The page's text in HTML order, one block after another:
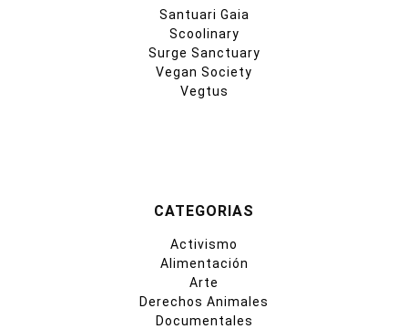
Santuari Gaia
Scoolinary
Surge Sanctuary
Vegan Society
Vegtus
CATEGORIAS
Activismo
Alimentación
Arte
Derechos Animales
Documentales